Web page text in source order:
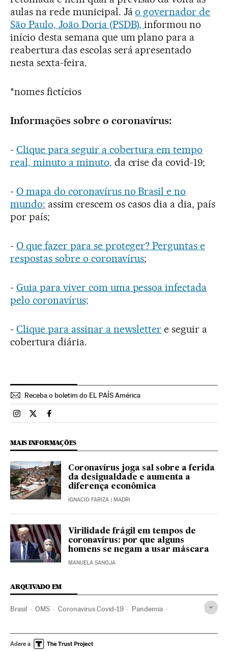
aulas na rede municipal. Jáo governador de
São Paulo, João Doria (PSDB),informou no
início desta semana que um plano para a
reabertura das escolas será apresentado
nesta sexta-feira.
*nomes fictícios
Informações sobre o coronavírus:
- Clique para seguir a cobertura em tempo
real, minuto a minuto, da crise da covid-19;
- O mapa do coronavírus no Brasil e no
mundo: assim crescem os casos dia a dia, país
por país;
- O que fazer para se proteger? Perguntas e
respostas sobre o coronavírus;
- Guia para viver com uma pessoa infectada
pelo coronavírus;
- Clique para assinar a newsletter e seguir a
cobertura diária.
Receba o boletim do EL PAÍS América
Brasil El País Brasil en Instagram
Brasil El País Brasil en Twitter
Brasil El País Brasil en Facebook
MAIS INFORMAÇÕES
Coronavírus joga sal sobre a ferida
da desigualdade e aumenta a
diferença econômica
IGNACIO FARIZA | MADRI
Virilidade frágil em tempos de
coronavírus: por que alguns
homens se negam a usar máscara
MANUELA SANOJA
ARQUIVADO EM
Brasil OMS Coronavirus Covid-19 Pandemia
Ministério Saúde Mulheres
Adere a